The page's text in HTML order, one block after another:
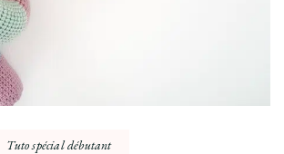
Tuto spécial débutant